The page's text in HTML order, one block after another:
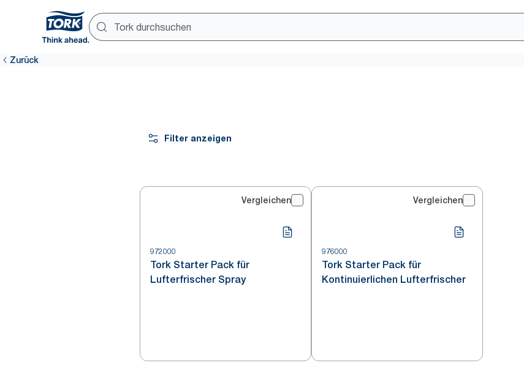
Zurück
Filter anzeigen
Vergleichen
972000
Tork Starter Pack für
Lufterfrischer Spray
Vergleichen
976000
Tork Starter Pack für
Kontinuierlichen Lufterfrischer